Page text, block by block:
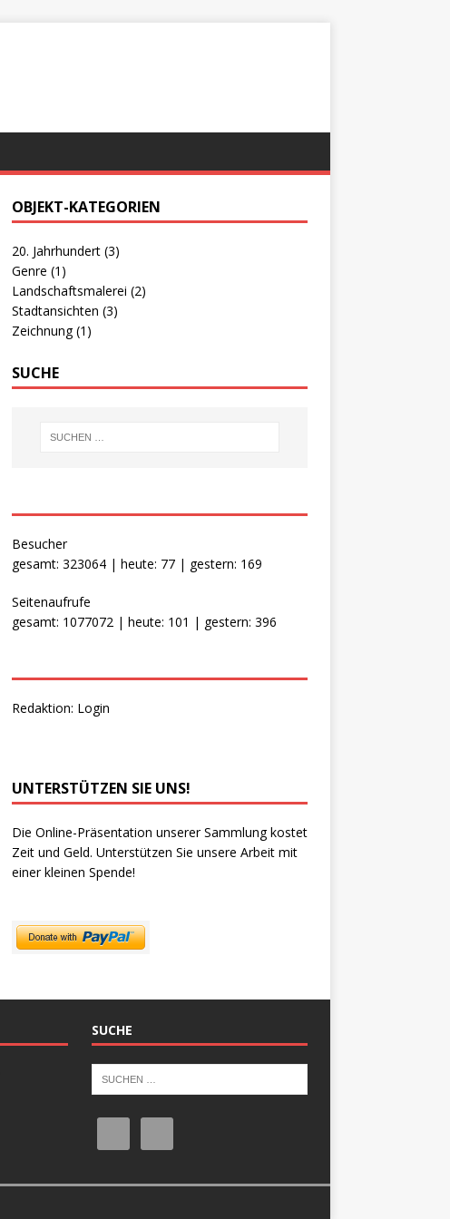
OBJEKT-KATEGORIEN
20. Jahrhundert (3)
Genre (1)
Landschaftsmalerei (2)
Stadtansichten (3)
Zeichnung(1)
SUCHE
Besucher
gesamt: 323064 | heute: 77 | gestern: 169
Seitenaufrufe
gesamt: 1077072 | heute: 101 | gestern: 396
Redaktion: Login
UNTERSTÜTZEN SIE UNS!
Die Online-Präsentation unserer Sammlung kostet
Zeit und Geld. Unterstützen Sie unsere Arbeit mit
einer kleinen Spende!
SUCHE